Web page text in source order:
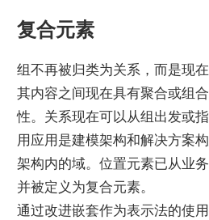
复合元素
组不再被归类为关系，而是现
其内容之间现在具有聚合或组
性。关系现在可以从组出发或
用应用是建模架构和解决方案
架构内的域。位置元素已从业
并被定义为复合元素。
通过改进嵌套作为表示法的使